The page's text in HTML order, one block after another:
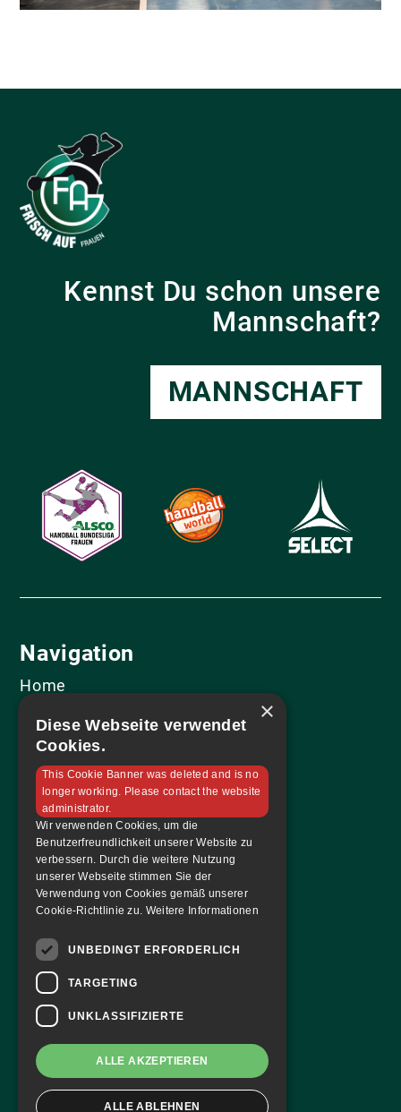
Kennst Du schon unsere
Mannschaft?
MANNSCHAFT
Navigation
Home
Sponsoren
Kontakt
Tickets & Magazin
Tickets bestellen
Dauerkarte
Hallenmagazin
FAF Blog
Team
Mannschaft
Du hast Fragen?
×
Diese Webseite verwendet
Cookies.
This Cookie Banner was deleted and is no
longer working. Please contact the website
administrator.
Wir verwenden Cookies, um die
Benutzerfreundlichkeit unserer Website zu
verbessern. Durch die weitere Nutzung
unserer Webseite stimmen Sie der
Verwendung von Cookies gemäß unserer
Cookie-Richtlinie zu. Weitere Informationen
UNBEDINGT ERFORDERLICH
TARGETING
UNKLASSIFIZIERTE
ALLE AKZEPTIEREN
ALLE ABLEHNEN